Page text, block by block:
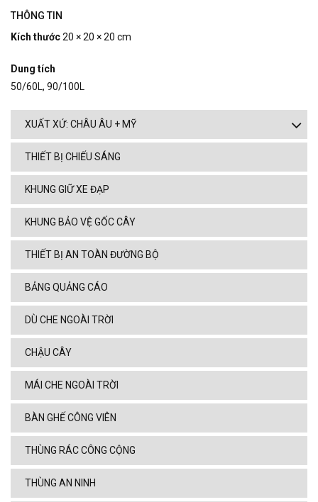
THÔNG TIN
Kích thước20 × 20 × 20 cm
Dung tích
50/60L, 90/100L
XUẤT XỨ: CHÂU ÂU + MỸ
THIẾT BỊ CHIẾU SÁNG
KHUNG GIỮ XE ĐẠP
KHUNG BẢO VỆ GỐC CÂY
THIẾT BỊ AN TOÀN ĐƯỜNG BỘ
BẢNG QUẢNG CÁO
DÙ CHE NGOÀI TRỜI
CHẬU CÂY
MÁI CHE NGOÀI TRỜI
BÀN GHẾ CÔNG VIÊN
THÙNG RÁC CÔNG CỘNG
THÙNG AN NINH